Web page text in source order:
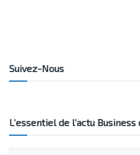
Suivez-Nous
L’essentiel de l’actu